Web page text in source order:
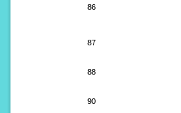
86
87
88
90